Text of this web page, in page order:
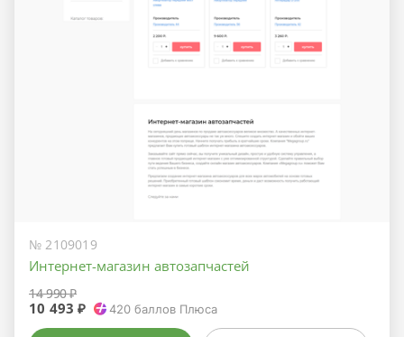
№ 2109019
Интернет-магазин автозапчастей
14 990 ₽
10 493 ₽ 420баллов Плюса